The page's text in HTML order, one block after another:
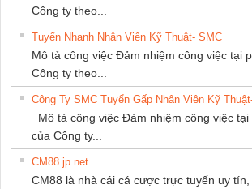
Công ty theo...
Tuyển Nhanh Nhân Viên Kỹ Thuật- SMC
Mô tả công việc Đảm nhiệm công việc tại
Công ty theo...
Công Ty SMC Tuyển Gấp Nhân Viên Kỹ
Mô tả công việc Đảm nhiệm công việc
của Công ty...
CM88 jp net
CM88 là nhà cái cá cược trực tuyến uy